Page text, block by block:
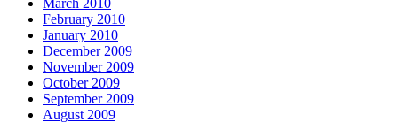
February 2010
January 2010
December 2009
November 2009
October 2009
September 2009
August 2009